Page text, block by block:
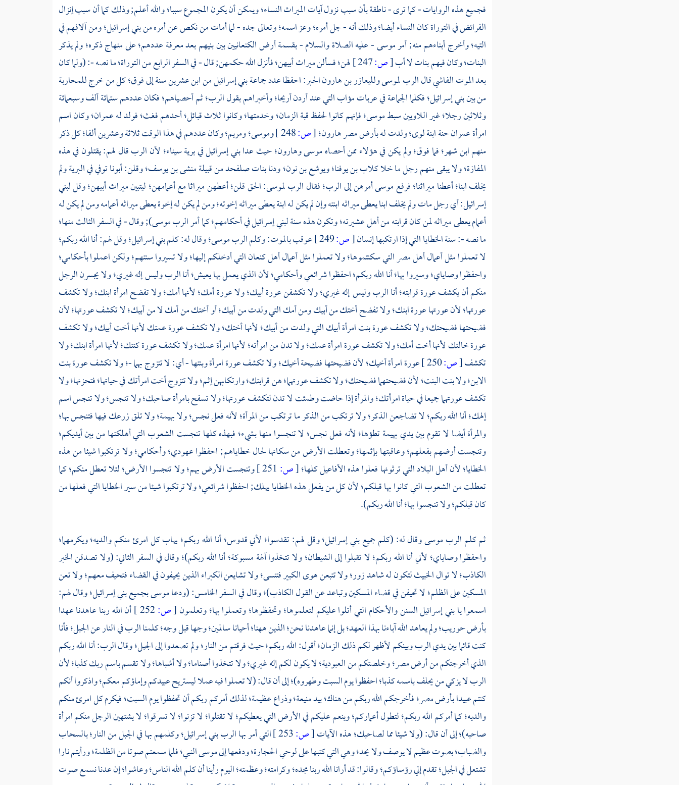
فجميع هذه الروايات - كما ترى - ناطقة بأن سبب نزول آيات الميراث النساء؛ ويمكن أن يكون المجموع سببا؛ والله أعلم; وذلك كما أن سبب إنزال
الفرائض في التوراة كان النساء أيضا؛ وذلك أنه - جل أمره؛ وعز اسمه؛ وتعالى جده - لما أمات من نكص عن أمره من بني إسرائيل؛ ومن آلافهم في
التيه؛ وأخرج أبناءهم منه; أمرموسى- عليه الصلاة والسلام - بقسمة أرض الكنعانيين بين بنيهم بعد معرفة عددهم؛ على منهاج ذكره؛ ولم يذكر
البنات؛ وكان فيهم بنات لا أب[ص:
لهن؛ فسألن ميراث أبيهن؛ فأنزل الله حكمهن; قال - في السفر الرابع من التوراة؛ ما نصه -: (ولما كان
بعد الموت الفاشي قال الربلموسىولليعازر بن هارون الحبر:احفظا عدد جماعة بني إسرائيل من ابن عشرين سنة إلى فوق؛ كل من خرج للمحاربة
من بين بني إسرائيل؛ فكلما الجماعة فيعربات مؤابالتي عندأردن أريحا؛وأخبراهم بقول الرب؛ ثم أحصياهم؛ فكان عددهم ستمائة ألف وسبعمائة
وثلاثين رجلا؛ غير اللاويين سبطموسى؛فإنهم كانوا لحفظ قبة الزمان؛ وخدمتها؛ وكانوا ثلاث قبائل؛ أحدهم فغث؛ فولد لهعمران؛وكان اسم
امرأة عمرانحنة ابنة لوى؛ولدت له بأرضمصرهارون؛[ص: وموسى؛ومريم؛وكان عددهم في هذا الوقت ثلاثة وعشرين ألفا؛ كل ذكر
منهم ابن شهر؛ فما فوق؛ ولم يكن في هؤلاء ممن أحصاهموسىوهارون؛حيث عدا بني إسرائيل في بريةسيناء؛ لأن الرب قال لهم: يقتلون في هذه
المفازة؛ ولا يبقى منهم رجل ما خلاكلاب بن يوفنا؛ويوشع بن نون؛ودنا بناتصلفحدمن قبيلةمنشى بن يوسف؛وقلن: أبونا توفي في البرية ولم
يخلف ابنا؛ أعطنا ميراثنا؛ فرفعموسىأمرهن إلى الرب؛ فقال الربلموسى:الحق قلن؛ أعطهن ميراثا مع أعمامهن؛ ليتبين ميراث أبيهن؛ وقل لبني
إسرائيل: أي رجل مات ولم يخلف ابنا يعطى ميراثه ابنته وإن لم يكن له ابنة يعطى ميراثه إخوته؛ ومن لم يكن له إخوة يعطى ميراثه أعمامه ومن لم يكن له
أعمام يعطى ميراثه لمن كان قرابته من أهل عشيرته؛ وتكون هذه سنة لبني إسرائيل في أحكامهم؛ كما أمر الربموسى);وقال - في السفر الثالث منها؛
ما نصه -: سنة الخطايا التي إذا ارتكبها إنسان[ص:249 ] عوقب بالموت: وكلم الربموسى؛وقال له: كلم بني إسرائيل؛ وقل لهم: أنا الله ربكم؛
لا تعملوا مثل أعمال أهلمصرالتي سكنتموها؛ ولا تعملوا مثل أعمال أهلكنعانالتي أدخلكم إليها؛ ولا تسيروا سنتهم؛ ولكن اعملوا بأحكامي؛
واحفظوا وصاياي؛ وسيروا بها؛ أنا الله ربكم؛ احفظوا شرائعي وأحكامي؛ لأن الذي يعمل بها يعيش؛ أنا الرب وليس إله غيري؛ ولا يجسرن الرجل
منكم أن يكشف عورة قرابته؛ أنا الرب وليس إله غيري؛ ولا تكشفن عورة أبيك؛ ولا عورة أمك؛ لأنها أمك؛ ولا تفضح امرأة ابنك؛ ولا تكشف
عورتها؛ لأن عورتها عورة ابنك؛ ولا تفضح أختك من أبيك ومن أمك التي ولدت من أبيك؛ أو أختك من أمك لا من أبيك؛ لا تكشف عورتها؛ لأن
فضيحتها فضيحتك؛ ولا تكشف عورة بنت امرأة أبيك التي ولدت من أبيك؛ لأنها أختك؛ ولا تكشف عورة عمتك لأنها أخت أبيك؛ ولا تكشف
عورة خالتك لأنها أخت أمك؛ ولا تكشف عورة امرأة عمك؛ ولا تدن من امرأته؛ لأنها امرأة عمك؛ ولا تكشف عورة كنتك؛ لأنها امرأة ابنك؛ ولا
تكشف[ص:250 ]
عورة امرأة أخيك؛ لأن فضيحتها فضيحة أخيك؛ ولا تكشف عورة امرأة وبنتها - أي: لا تتزوج بهما -؛ ولا تكشف عورة بنت
الابن؛ ولا بنت البنت؛ لأن فضيحتهما فضيحتك؛ ولا تكشف عورتهما؛ هن قرابتك؛ وارتكابهن إثم؛ ولا تتزوج أخت امرأتك في حياتها؛ فتحزنها؛ ولا
تكشف عورتهما جميعا في حياة امرأتك؛ والمرأة إذا حاضت وطمثت لا تدن لتكشف عورتها؛ ولا تسفح بامرأة صاحبك؛ ولا تنجس؛ ولا تنجس اسم
إلهك؛ أنا الله ربكم؛ لا تضاجعن الذكر؛ ولا ترتكب من الذكر ما ترتكب من المرأة؛ لأنه فعل نجس؛ ولا بهيمة؛ ولا تلق زرعك فيها فتنجس بها؛
والمرأة أيضا لا تقوم بين يدي بهيمة تطؤها؛ لأنه فعل نجس؛ لا تنجسوا منها بشيء؛ فبهذه كلها تنجست الشعوب التي أهلكتها من بين أيديكم؛
وتنجست أرضهم بفعلهم؛ وعاقبتها بإثمها؛ وتعطلت الأرض من سكانها لحال خطاياهم; احفظوا عهودي؛ وأحكامي؛ ولا ترتكبوا شيئا من هذه
الخطايا؛ لأن أهل البلاد التي ترثونها فعلوا هذه الأفاعيل كلها؛[ص:
وتنجست الأرض بهم؛ ولا تنجسوا الأرض؛ لئلا تعطل منكم؛ كما
تعطلت من الشعوب التي كانوا بها قبلكم؛ لأن كل من يفعل هذه الخطايا يهلك; احفظوا شرائعي؛ ولا ترتكبوا شيئا من سير الخطايا التي فعلها من
كان قبلكم؛ ولا تنجسوا بها؛ أنا الله ربكم).
ثم كلم الربموسىوقال له: (كلم جميع بني إسرائيل؛ وقل لهم: تقدسوا؛ لأني قدوس؛ أنا الله ربكم؛ يهاب كل امرئ منكم والديه؛ ويكرمهما؛
واحفظوا وصاياي؛ لأني أنا الله ربكم؛ لا تقبلوا إلى الشيطان؛ ولا تتخذوا آلهة مسبوكة؛ أنا الله ربكم)؛ وقال في السفر الثاني: (ولا تصدقن الخبر
الكاذب؛ لا توال الخبيث لتكون له شاهد زور؛ ولا تتبعن هوى الكبير فتنسى؛ ولا تشايعن الكبراء الذين يحيفون في القضاء فتحيف معهم؛ ولا تعن
المسكين على الظلم؛ لا تحيفن في قضاء المسكين وتباعد عن القول الكاذب)؛ وقال في السفر الخامس: (ودعاموسىبجميع بني إسرائيل؛ وقال لهم:
اسمعوا يا بني إسرائيل السنن والأحكام التي أتلوا عليكم لتعلموها؛ وتحفظوها؛ وتعملوا بها؛ وتعلمون[ص:
أن الله ربنا عاهدنا عهدا
بأرض حوريب؛ ولم يعاهد الله آباءنا بهذا العهد؛ بل إنما عاهدنا نحن؛ الذين ههنا؛ أحيانا سالمين؛ وجها قبل وجه؛ كلمنا الرب في النار عن الجبل؛ فأنا
كنت قائما بين يدي الرب وبينكم لأظهر لكم ذلك الزمان؛ أقول: الله ربكم؛ حيث فرقتم من النار؛ ولم تصعدوا إلى الجبل؛ وقال الرب: أنا الله ربكم
الذي أخرجتكم من أرضمصر؛وخلصتكم من العبودية؛ لا يكون لكم إله غيري؛ ولا تتخذوا أصناما؛ ولا أشباها؛ ولا تقسم باسم ربك كذبا؛ لأن
الرب لا يزكي من يحلف باسمه كذبا؛ احفظوا يوم السبت وطهروه)؛ إلى أن قال: (لا تعملوا فيه عملا ليستريح عبيدكم وإماؤكم معكم؛ واذكروا أنكم
كنتم عبيدا بأرضمصر؛فأخرجكم الله ربكم من هناك؛ بيد منيعة؛ وذراع عظيمة؛ لذلك أمركم ربكم أن تحفظوا يوم السبت؛ فيكرم كل امرئ منكم
والديه؛ كما أمركم الله ربكم؛ لتطول أعماركم؛ وينعم عليكم في الأرض التي يعطيكم؛ لا تقتلوا؛ لا تزنوا؛ لا تسرقوا؛ لا يشتهين الرجل منكم امرأة
صاحبه)؛ إلى أن قال: (ولا شيئا مما لصاحبك؛ هذه الآيات[ص:
التي أمر بها الرب بني إسرائيل؛ وكلمهم بها في الجبل من النار؛ بالسحاب
والضباب؛ بصوت عظيم لا يوصف ولا يحد؛ وهي التي كتبها على لوحي الحجارة؛ ودفعها إلىموسىالنبي؛ فلما سمعتم صوتا من الظلمة؛ ورأيتم نارا
تشتعل في الجبل؛ تقدم إلي رؤساؤكم؛ وقالوا: قد أرانا الله ربنا مجده؛ وكرامته؛ وعظمته؛ اليوم رأينا أن كلم الله الناس؛ وعاشوا؛ إن عدنا نسمع صوت